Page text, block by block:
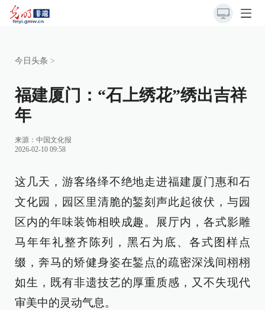
今日头条 >
福建厦门：“石上绣花”绣出吉祥
年
来源： 中国文化报
2026-02-10 09:58
这几天，游客络绎不绝地走进福建厦门惠和石
文化园，园区里清脆的錾刻声此起彼伏，与园
区内的年味装饰相映成趣。展厅内，各式影雕
马年年礼整齐陈列，黑石为底、各式图样点
缀，奔马的矫健身姿在錾点的疏密深浅间栩栩
如生，既有非遗技艺的厚重质感，又不失现代
审美中的灵动气息。